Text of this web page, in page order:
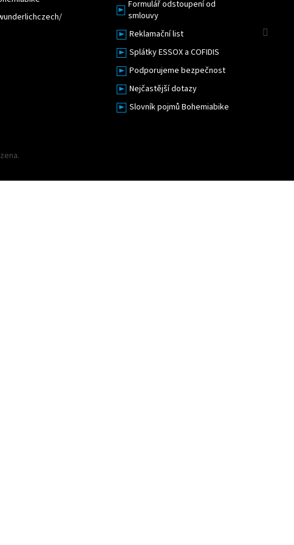
Formulář odstoupení od
smlouvy
Reklamační list
Splátky ESSOX a COFIDIS
Podporujeme bezpečnost
Nejčastější dotazy
Slovník pojmů Bohemiabike